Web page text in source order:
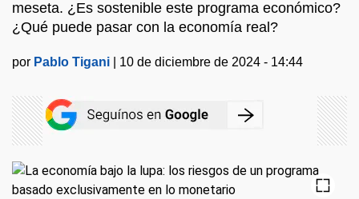
meseta. ¿Es sostenible este programa económico?
¿Qué puede pasar con la economía real?
por Pablo Tigani 10 de diciembre de 2024 - 14:44